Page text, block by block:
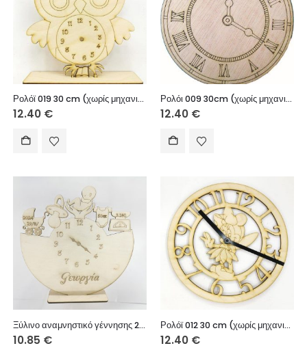
Ρολόϊ 019 30 cm (χωρίς μηχανισμό)
12.40 €
Ρολόι 009 30cm (χωρίς μηχανισμό)
12.40 €
Ξύλινο αναμνηστικό γέννησης 25 εκ. στιλ ρολόι (στοιχεία επιθυμίας σας)
10.85 €
Ρολόϊ 012 30 cm (χωρίς μηχανισμό)
12.40 €